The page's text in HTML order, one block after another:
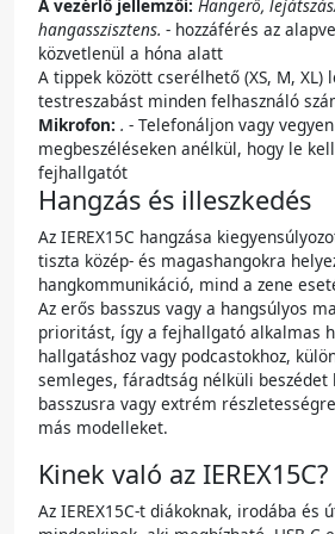
A vezérlő jellemzői: Hangerő,
hangasszisztens. - hozzáférés az
közvetlenül a hóna alatt
A tippek között cserélhető (XS, M, XL)
testreszabást minden felhasználó
Mikrofon: . - Telefonáljon vagy
megbeszéléseken anélkül, hogy le
fejhallgatót
Hangzás és illeszkedés
Az IEREX15C hangzása
tiszta közép- és magashangokra
hangkommunikáció, mind a zene
Az erős basszus vagy a hangsúlyos
prioritást, így a fejhallgató alkalmas
hallgatáshoz vagy podcastokhoz,
semleges, fáradtság nélküli beszédet
basszusra vagy extrém
más modelleket.
Kinek való az IEREX15C?
Az IEREX15C-t diákoknak, irodába és